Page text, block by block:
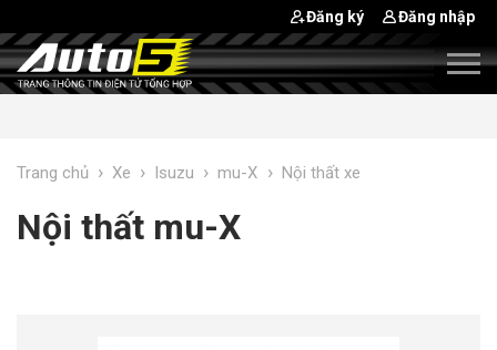
Đăng ký Đăng nhập
Trang chủ › Xe › Isuzu › mu-X › Nội thất xe
Nội thất mu-X